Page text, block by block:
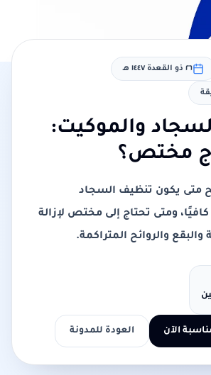
٢٦ ذو القعدة ١٤٤٧ هـ
والموكيت:
مختص؟
متى يكون تنظيف السجاد
كافيًا، ومتى تحتاج إلى مختص لإزالة
والروائح المتراكمة.
الآن العودة للمدونة